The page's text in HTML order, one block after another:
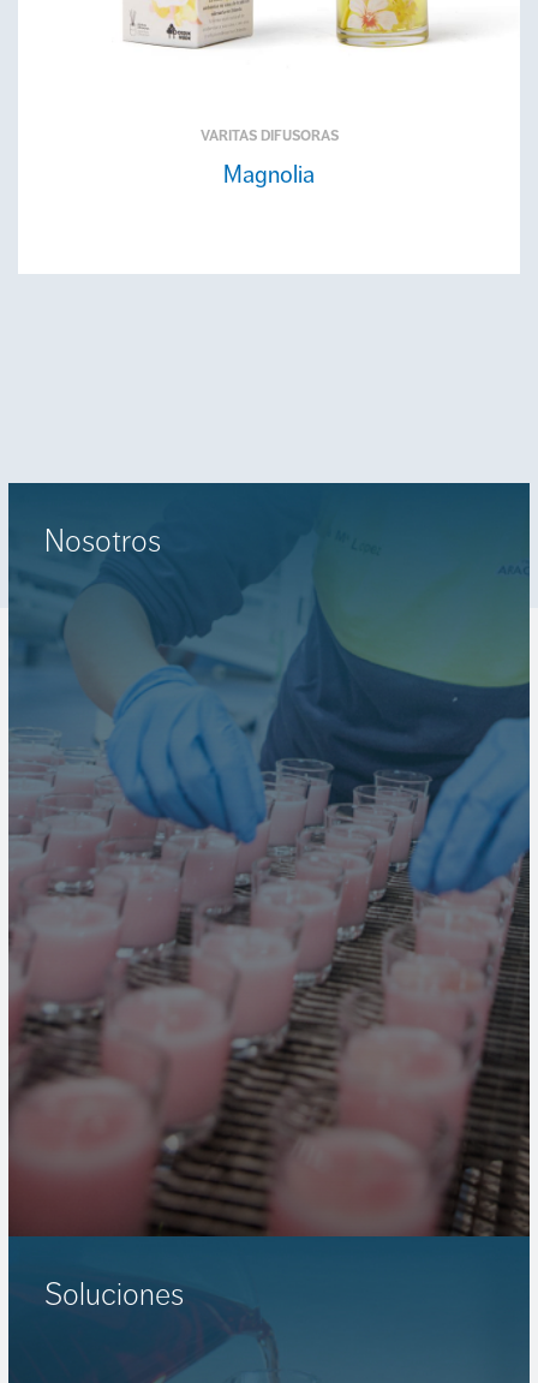
VARITAS DIFUSORAS
Magnolia
Nosotros
Soluciones